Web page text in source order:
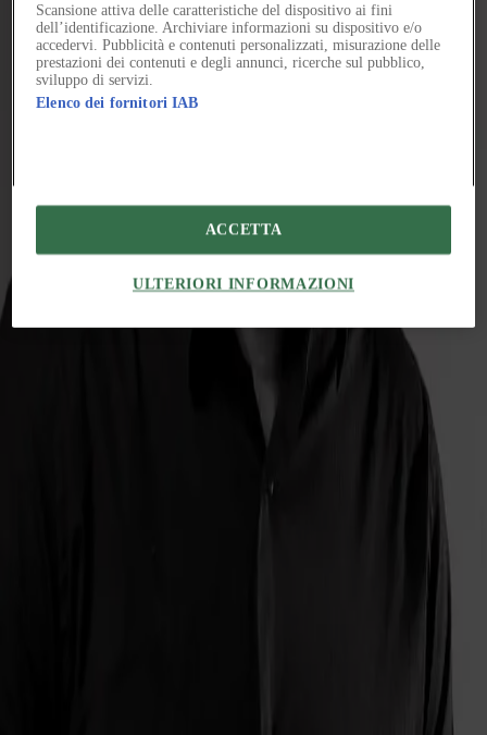
Scansione attiva delle caratteristiche del dispositivo ai fini
dell’identificazione. Archiviare informazioni su dispositivo e/o
accedervi. Pubblicità e contenuti personalizzati, misurazione delle
prestazioni dei contenuti e degli annunci, ricerche sul pubblico,
sviluppo di servizi.
Elenco dei fornitori IAB
ULTERIORI INFORMAZIONI
ACCETTA